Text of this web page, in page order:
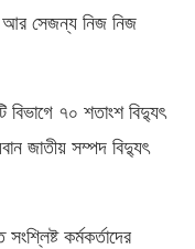
আর সেজন্য নিজ নিজ
বিভাগে ৭০ শতাংশ বিদ্যুৎ
জাতীয় সম্পদ বিদ্যুৎ
কর্মকর্তাদের